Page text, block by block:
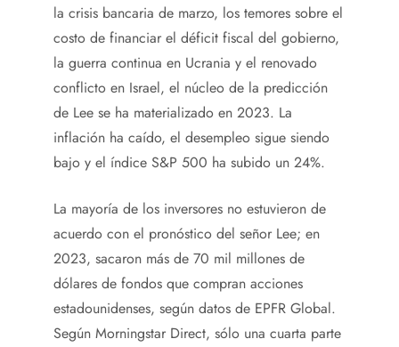
la crisis bancaria de marzo, los temores sobre el
costo de financiar el déficit fiscal del gobierno,
la guerra continua en Ucrania y el renovado
conflicto en Israel, el núcleo de la predicción
de Lee se ha materializado en 2023. La
inflación ha caído, el desempleo sigue siendo
bajo y el índice S&P 500 ha subido un 24%.
La mayoría de los inversores no estuvieron de
acuerdo con el pronóstico del señor Lee; en
2023, sacaron más de 70 mil millones de
dólares de fondos que compran acciones
estadounidenses, según datos de EPFR Global.
Según Morningstar Direct, sólo una cuarta parte